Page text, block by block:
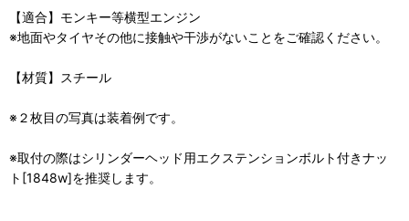
【適合】モンキー等横型エンジン
※地面やタイヤその他に接触や干渉がないことをご確認ください。
【材質】スチール
※２枚目の写真は装着例です。
※取付の際はシリンダーヘッド用エクステンションボルト付きナッ
ト[1848w]を推奨します。